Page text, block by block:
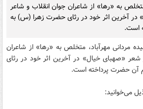
به «رها» از شاعران جوان انقلاب و شاعر
در آخرین اثر خود در رثای حضرت زهرا (س) به
است.
مردانی مهرآباد، متخلص به «رها» از شاعران
شعر «صهبای خیال» در آخرین اثر خود در رثای
آن حضرت پرداخته است.
می‌خوانید: